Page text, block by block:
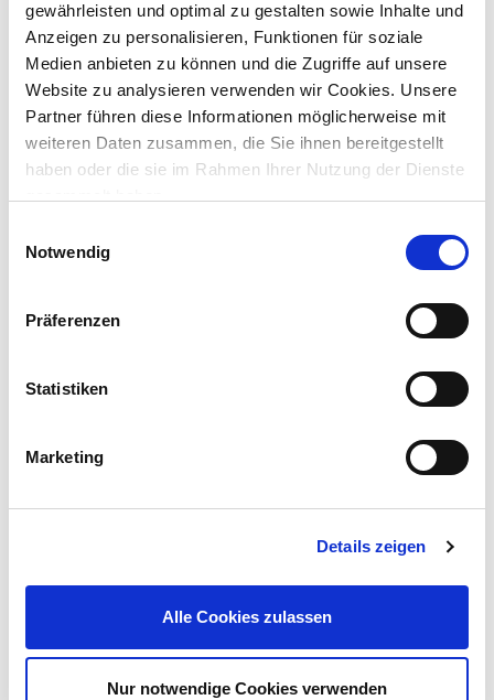
gewährleisten und optimal zu gestalten sowie Inhalte und
Anzeigen zu personalisieren, Funktionen für soziale
Medien anbieten zu können und die Zugriffe auf unsere
Website zu analysieren verwenden wir Cookies. Unsere
Partner führen diese Informationen möglicherweise mit
weiteren Daten zusammen, die Sie ihnen bereitgestellt
haben oder die sie im Rahmen Ihrer Nutzung der Dienste
Notwendig
Präferenzen
Statistiken
Marketing
Details zeigen
Alle Cookies zulassen
Nur notwendige Cookies verwenden
In den Warenkorb
Merken
ZUBEHÖR UND PASSENDE ARTIKEL:
Beschreibung
Das Einzeltor Flexo ist ein robustes und elegantes Gartentor
Gittermatten-Design und wird inklusive Pfosten geliefert. Kauf
dein Zaun-Tor hier online.mehr